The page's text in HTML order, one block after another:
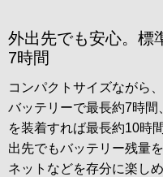
外出先でも安心。標
7時間
コンパクトサイズながら
バッテリーで最長約7時
を装着すれば最長約10時
出先でもバッテリー残量
ネットなどを存分に楽しめ